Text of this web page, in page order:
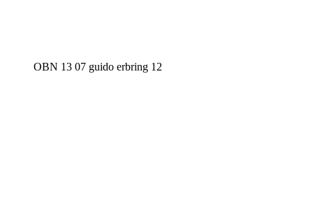
OBN 13 07 guido erbring 12